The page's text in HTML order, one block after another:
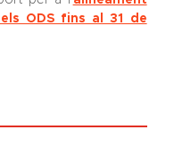
ODS fins al 31 de